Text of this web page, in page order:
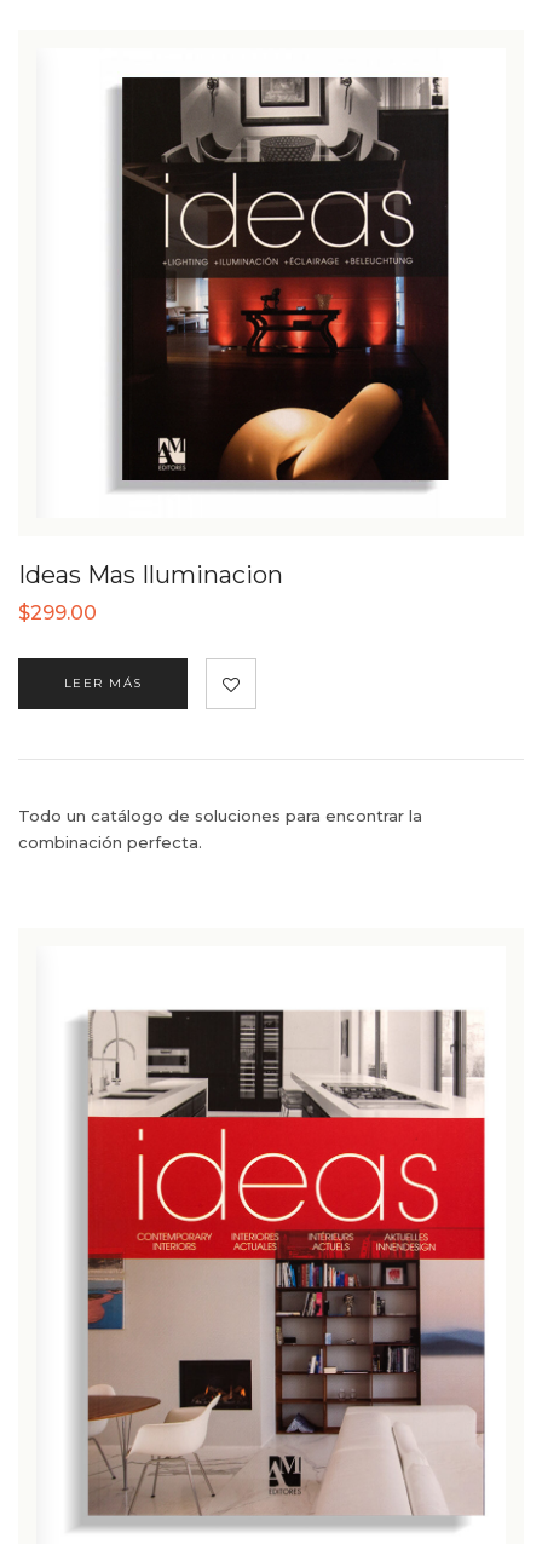
Ideas Mas Iluminacion
$299.00
LEER MÁS
Todo un catálogo de soluciones para encontrar la
combinación perfecta.